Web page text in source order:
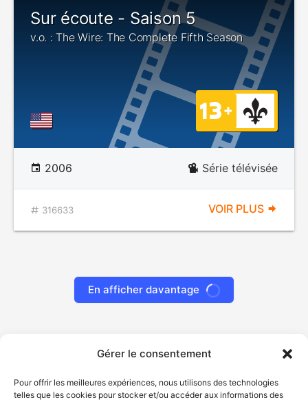
Gérer le consentement
Pour offrir les meilleures expériences, nous utilisons des technologies
telles que les cookies pour stocker et/ou accéder aux informations des
Sur écoute - Saison 5
v.o. : The Wire: The Complete Fifth Season
2006 Série télévisée
316633 VOIR PLUS
En afficher davantage